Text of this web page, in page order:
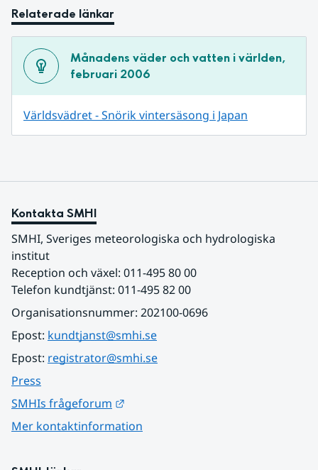
Relaterade länkar
Månadens väder och vatten i världen,
februari 2006
Världsvädret - Snörik vintersäsong i Japan
Kontakta SMHI
SMHI, Sveriges meteorologiska och hydrologiska
institut
Reception och växel: 011-495 80 00
Telefon kundtjänst: 011-495 82 00
Organisationsnummer: 202100-0696
Epost: kundtjanst@smhi.se
Epost: registrator@smhi.se
Press
SMHIs frågeforum
Mer kontaktinformation